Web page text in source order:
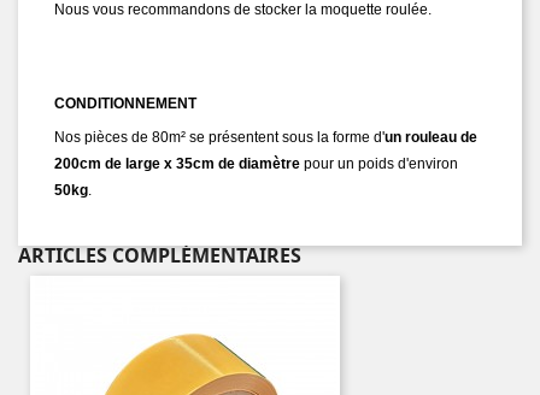
Nous vous recommandons de stocker la moquette roulée.
CONDITIONNEMENT
Nos pièces de 80m² se présentent sous la forme d'un rouleau de
200cm de large x 35cm de diamètre pour un poids d'environ
50kg.
ARTICLES COMPLÉMENTAIRES